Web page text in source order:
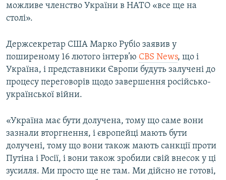
можливе членство України в НАТО «все ще на
столі».
Держсекретар США Марко Рубіо заявив у
поширеному 16 лютого інтерв’ю CBS News, що і
Україна, і представники Європи будуть залучені до
процесу переговорів щодо завершення російсько-
української війни.
«Україна має бути долучена, тому що саме вони
зазнали вторгнення, і європейці мають бути
долучені, тому що вони також мають санкції проти
Путіна і Росії, і вони також зробили свій внесок у ці
зусилля. Ми просто ще не там. Ми дійсно не готові,